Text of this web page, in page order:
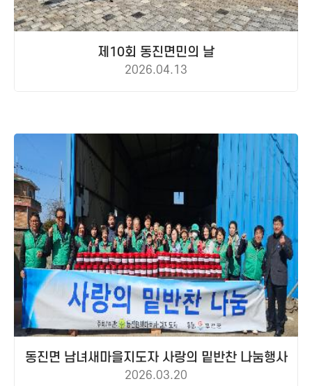
제10회 동진면민의 날
2026.04.13
동진면 남녀새마을지도자 사랑의 밑반찬 나눔행사
2026.03.20